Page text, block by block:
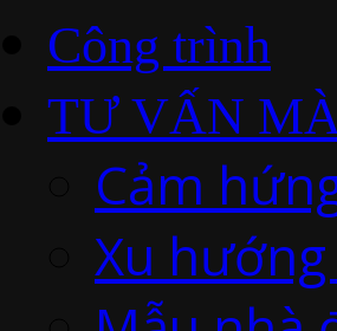
Công trình
TƯ VẤN
Cảm
Xu